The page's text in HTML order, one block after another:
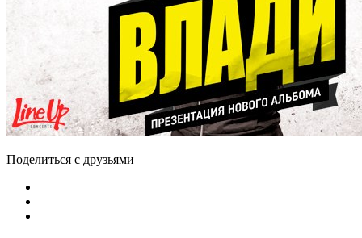
Поделиться с друзьями